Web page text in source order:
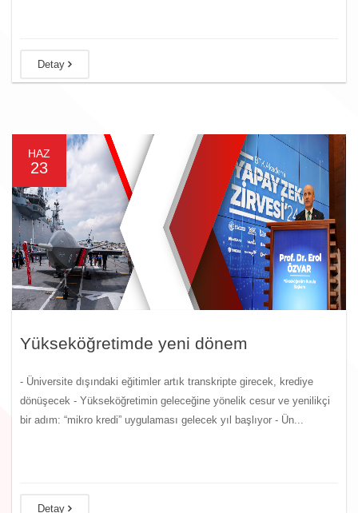
Detay
HAZ
23
Yükseköğretimde yeni dönem
- Üniversite dışındaki eğitimler artık transkripte girecek, krediye
dönüşecek - Yükseköğretimin geleceğine yönelik cesur ve yenilikçi
bir adım: “mikro kredi” uygulaması gelecek yıl başlıyor - Ün...
Detay